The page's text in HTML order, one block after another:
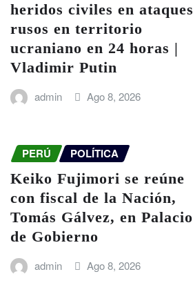
heridos civiles en ataques
rusos en territorio
ucraniano en 24 horas |
Vladimir Putin
admin Ago 8, 2026
PERÚ POLÍTICA
Keiko Fujimori se reúne
con fiscal de la Nación,
Tomás Gálvez, en Palacio
de Gobierno
admin Ago 8, 2026